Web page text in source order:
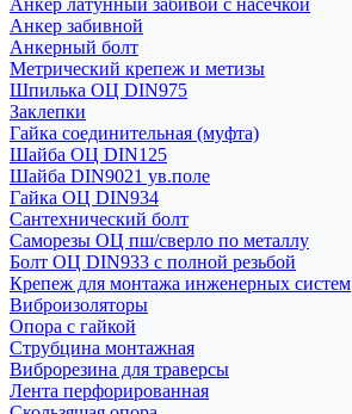
Анкер латунный забивой с насечкой
Анкер забивной
Анкерный болт
Метрический крепеж и метизы
Шпилька ОЦ DIN975
Заклепки
Гайка соединительная (муфта)
Шайба ОЦ DIN125
Шайба DIN9021 ув.поле
Гайка ОЦ DIN934
Сантехнический болт
Саморезы ОЦ пш/сверло по металлу
Болт ОЦ DIN933 с полной резьбой
Крепеж для монтажа инженерных систем
Виброизоляторы
Опора с гайкой
Струбцина монтажная
Виброрезина для траверсы
Лента перфорированная